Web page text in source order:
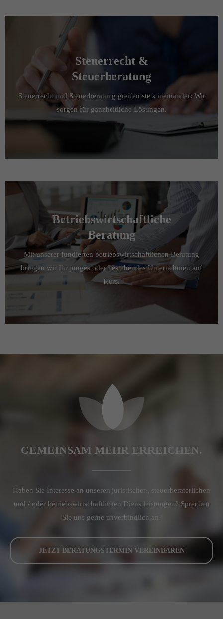
Aenean commodo ligula eget dolor. Aenean massa. Cum
nascetur ridiculus mus. Donec quam felis, ultricies nec.
Steuerrecht &
Steuerberatung
Steuerrecht und Steuerberatung greifen stets ineinander: Wir
sorgen für ganzheitliche Lösungen.
Betriebswirtschaftliche
Beratung
Mit unserer fundierten betriebswirtschaftlichen Beratung
bringen wir Ihr junges oder bestehendes Unternehmen auf
Kurs.
GEMEINSAM MEHR ERREICHEN.
Haben Sie Interesse an unseren juristischen, steuerberaterlichen
und / oder betriebswirtschaftlichen Dienstleistungen? Sprechen
Sie uns gerne unverbindlich an!
JETZT BERATUNGSTERMIN VEREINBAREN